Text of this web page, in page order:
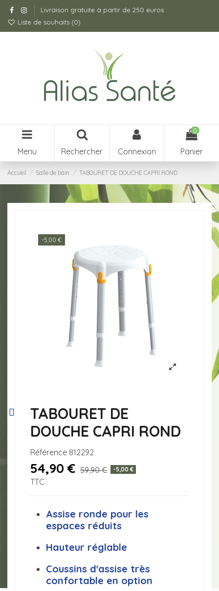
Livraison gratuite à partir de 250 euros
Liste de souhaits (0)
Menu Rechercher Connexion
0
Panier
Accueil Salle de bain TABOURET DE DOUCHE CAPRI ROND
-5,00 €
TABOURET DE
DOUCHE CAPRI ROND
Référence 812292
54,90 € 59,90 € -5,00 €
TTC
Assise ronde pour les
espaces réduits
Hauteur réglable
Coussins d'assise très
confortable en option